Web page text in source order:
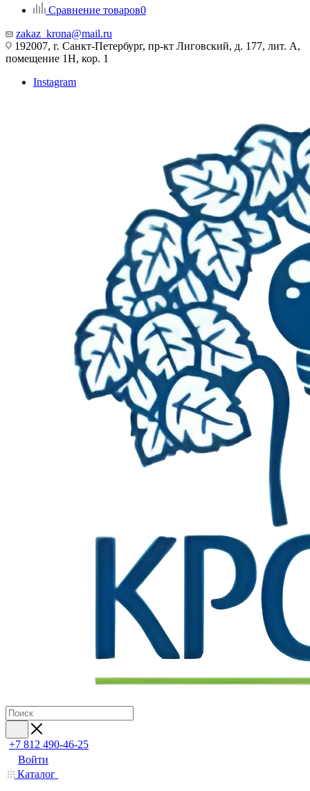
Сравнение товаров0
zakaz_krona@mail.ru
192007, г. Санкт-Петербург, пр-кт Лиговский, д. 177, лит. А,
помещение 1Н, кор. 1
Instagram
+7 812 490-46-25
Войти
Каталог